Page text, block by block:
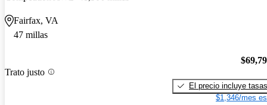
Fairfax, VA
47 millas
Trato justo
El precio incluye tasas
$1,346/mes